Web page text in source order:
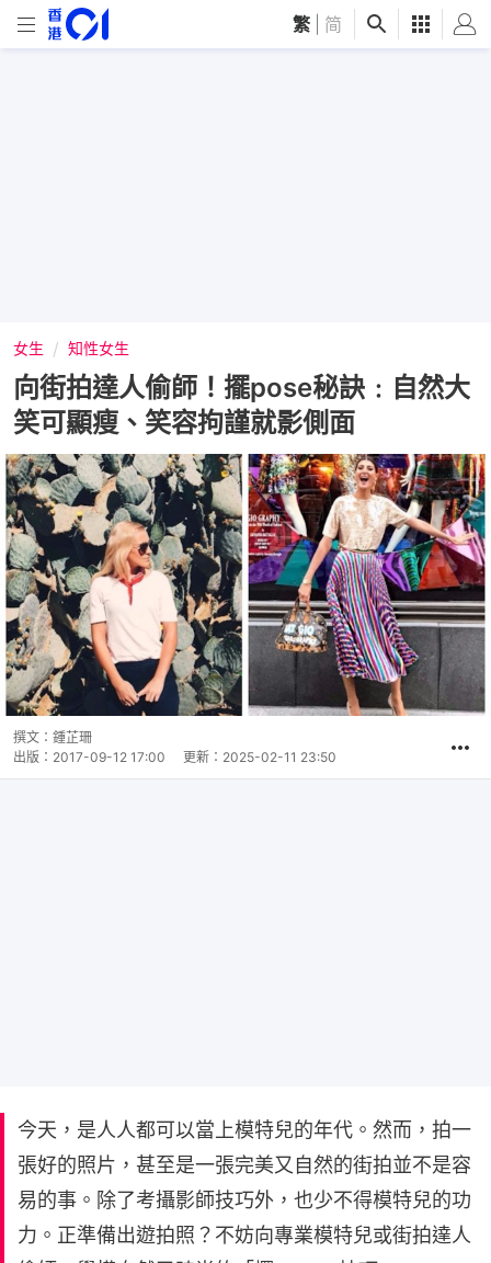
繁 简
女生 知性女生
向街拍達人偷師！擺pose秘訣﹕自然大
笑可顯瘦、笑容拘謹就影側面
撰文： 鍾芷珊
出版： 2017-09-12 17:00 更新： 2025-02-11 23:50
今天，是人人都可以當上模特兒的年代。然而，拍一
張好的照片，甚至是一張完美又自然的街拍並不是容
易的事。除了考攝影師技巧外，也少不得模特兒的功
力。正準備出遊拍照？不妨向專業模特兒或街拍達人